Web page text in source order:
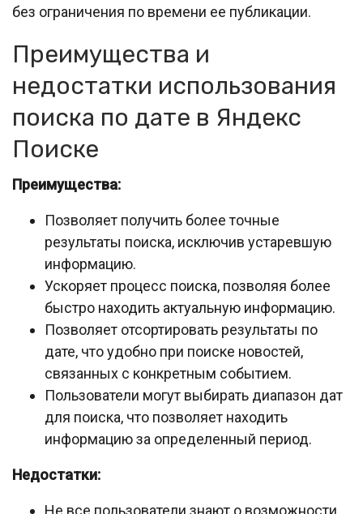
без ограничения по времени ее публикации.
Преимущества и
недостатки использования
поиска по дате в Яндекс
Поиске
Преимущества:
Позволяет получить более точные
результаты поиска, исключив устаревшую
информацию.
Ускоряет процесс поиска, позволяя более
быстро находить актуальную информацию.
Позволяет отсортировать результаты по
дате, что удобно при поиске новостей,
связанных с конкретным событием.
Пользователи могут выбирать диапазон дат
для поиска, что позволяет находить
информацию за определенный период.
Недостатки:
Не все пользователи знают о возможности